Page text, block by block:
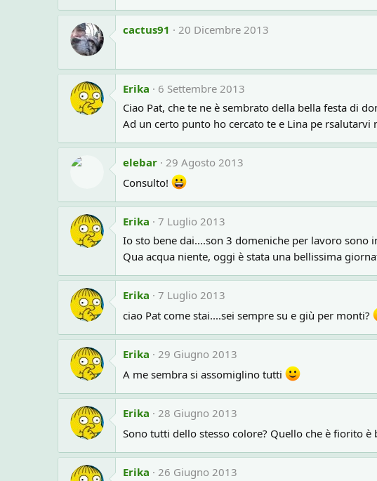
cactus91 20 Dicembre 2013
Erika
6 Settembre 2013
Ciao Pat, che te ne è sembrato della bella festa di
Ad un certo punto ho cercato te e Lina pe
elebar
29 Agosto 2013
Consulto!
Erika
7 Luglio 2013
Io sto bene dai....son 3 domeniche per lavoro sono
Qua acqua niente, oggi è stata una bellissima
Erika
7 Luglio 2013
ciao Pat come stai....sei sempre su e giù per monti?
Erika
29 Giugno 2013
A me sembra si assomiglino tutti
Erika
28 Giugno 2013
Sono tutti dello stesso colore? Quello che è fiorito è
Erika
26 Giugno 2013